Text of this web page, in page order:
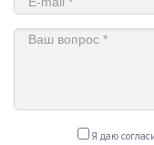
Я даю